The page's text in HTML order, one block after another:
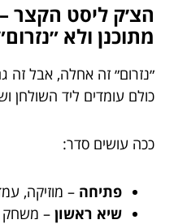
הצ׳ק ליסט הקצר
מתוכנן ולא
״נזרום״ זה אחלה, אבל זה
כולם עומדים ליד השולחן
ככה עושים סדר:
פתיחה – מוזיקה,
שיא ראשון –